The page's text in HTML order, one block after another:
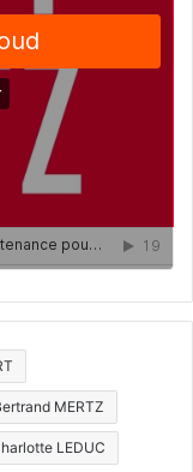
MERTZ
LEDUC